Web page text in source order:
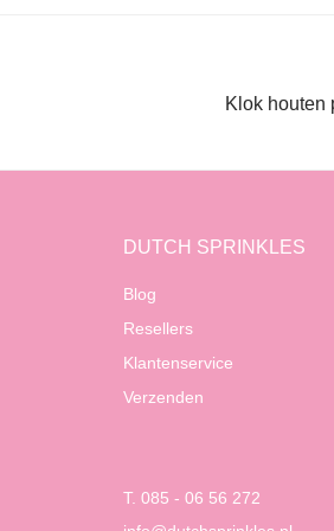
Klok houten
DUTCH SPRINKLES
Blog
Resellers
Klantenservice
Verzenden
T. 085 - 06 56 272